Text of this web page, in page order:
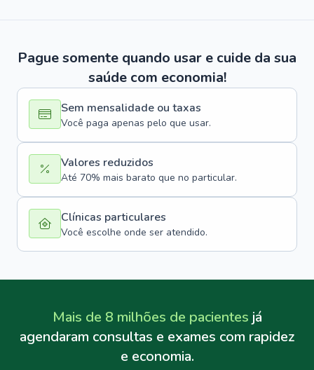
Pague somente quando usar e cuide da sua
saúde com economia!
Sem mensalidade ou taxas
Você paga apenas pelo que usar.
Valores reduzidos
Até 70% mais barato que no particular.
Clínicas particulares
Você escolhe onde ser atendido.
Mais de 8 milhões de pacientes já
agendaram consultas e exames com rapidez
e economia.